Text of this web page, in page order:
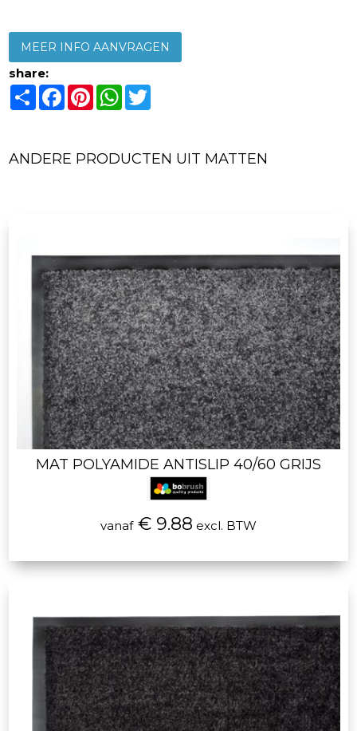
MEER INFO AANVRAGEN
share:
ShareFacebook
PinterestWhatsApp
ANDERE PRODUCTEN UIT MATTEN
MAT POLYAMIDE ANTISLIP 40/60 GRIJS
vanaf€ 9.88 excl. BTW